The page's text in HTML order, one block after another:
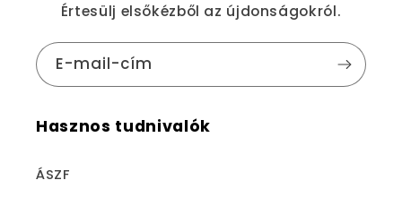
Értesülj elsőkézből az újdonságokról.
E-mail-cím
Hasznos tudnivalók
ÁSZF